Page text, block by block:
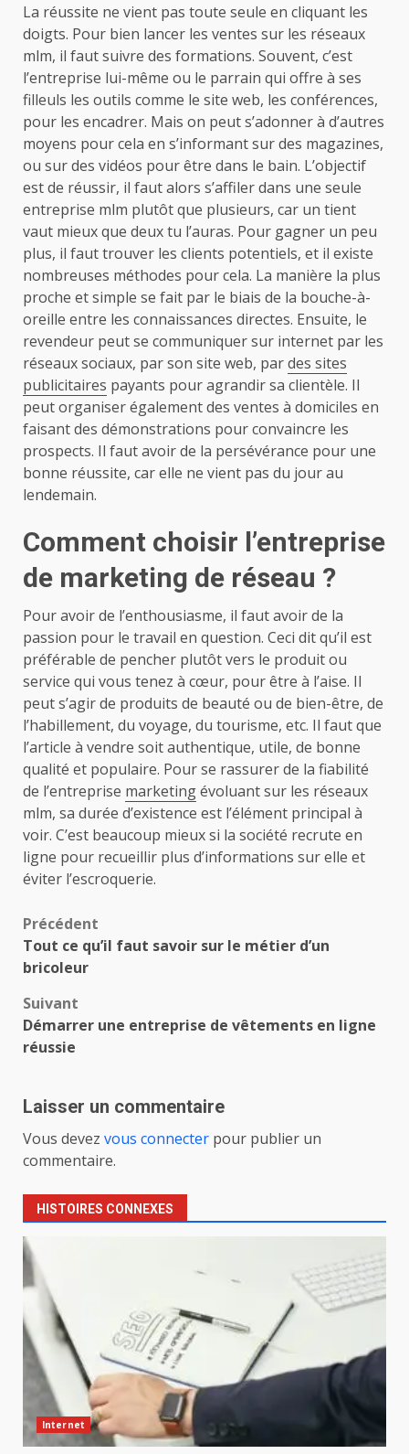
La réussite ne vient pas toute seule en cliquant les
doigts. Pour bien lancer les ventes sur les réseaux
mlm, il faut suivre des formations. Souvent, c’est
l’entreprise lui-même ou le parrain qui offre à ses
filleuls les outils comme le site web, les conférences,
pour les encadrer. Mais on peut s’adonner à d’autres
moyens pour cela en s’informant sur des magazines,
ou sur des vidéos pour être dans le bain. L’objectif
est de réussir, il faut alors s’affiler dans une seule
entreprise mlm plutôt que plusieurs, car un tient
vaut mieux que deux tu l’auras. Pour gagner un peu
plus, il faut trouver les clients potentiels, et il existe
nombreuses méthodes pour cela. La manière la plus
proche et simple se fait par le biais de la bouche-à-
oreille entre les connaissances directes. Ensuite, le
revendeur peut se communiquer sur internet par les
réseaux sociaux, par son site web, pardes sites
publicitaires payants pour agrandir sa clientèle. Il
peut organiser également des ventes à domiciles en
faisant des démonstrations pour convaincre les
prospects. Il faut avoir de la persévérance pour une
bonne réussite, car elle ne vient pas du jour au
lendemain.
Comment choisir l’entreprise
de marketing de réseau ?
Pour avoir de l’enthousiasme, il faut avoir de la
passion pour le travail en question. Ceci dit qu’il est
préférable de pencher plutôt vers le produit ou
service qui vous tenez à cœur, pour être à l’aise. Il
peut s’agir de produits de beauté ou de bien-être, de
l’habillement, du voyage, du tourisme, etc. Il faut que
l’article à vendre soit authentique, utile, de bonne
qualité et populaire. Pour se rassurer de la fiabilité
de l’entreprise marketingévoluant sur les réseaux
mlm, sa durée d’existence est l’élément principal à
voir. C’est beaucoup mieux si la société recrute en
ligne pour recueillir plus d’informations sur elle et
éviter l’escroquerie.
Navigation
d’article
Précédent
Tout ce qu’il faut savoir sur le métier d’un
bricoleur
Suivant
Démarrer une entreprise de vêtements en ligne
réussie
Laisser un commentaire
Vous devez vous connecter pour publier un
commentaire.
HISTOIRES CONNEXES
Internet